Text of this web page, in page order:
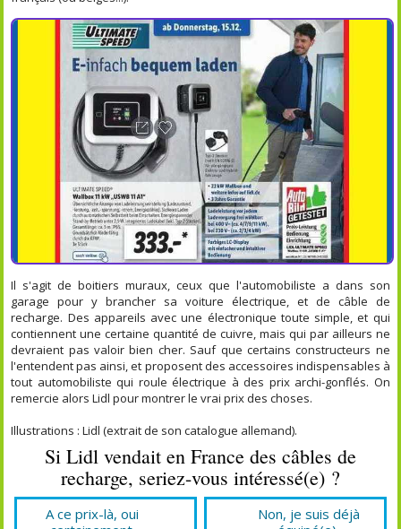
Il s'agit de boitiers muraux, ceux que l'automobiliste a dans son
garage pour y brancher sa voiture électrique, et de câble de
recharge. Des appareils avec une électronique toute simple, et qui
contiennent une certaine quantité de cuivre, mais qui par ailleurs ne
devraient pas valoir bien cher. Sauf que certains constructeurs ne
l'entendent pas ainsi, et proposent des accessoires indispensables à
tout automobiliste qui roule électrique à des prix archi-gonflés. On
remercie alors Lidl pour montrer le vrai prix des choses.
Illustrations : Lidl (extrait de son catalogue allemand).
Si Lidl vendait en France des câbles de
recharge, seriez-vous intéressé(e) ?
A ce prix-là, oui
Non, je suis déjà